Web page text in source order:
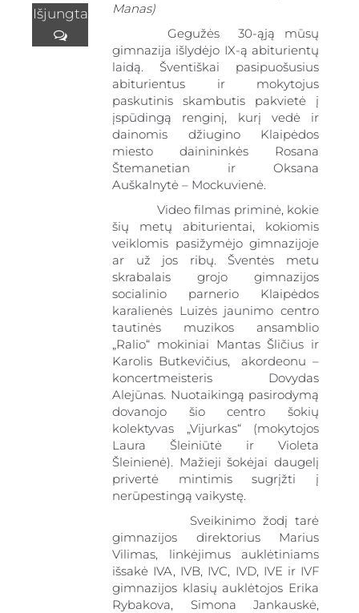
gimnazija
Išjungta
Manas)
Gegužės 30-ąją mūsų
gimnazija išlydėjo IX-ą abiturientų
laidą. Šventiškai pasipuošusius
abiturientus ir mokytojus
paskutinis skambutis pakvietė į
įspūdingą renginį, kurį vedė ir
dainomis džiugino Klaipėdos
miesto dainininkės Rosana
Štemanetian ir Oksana
Auškalnytė – Mockuvienė.
Video filmas priminė, kokie
šių metų abiturientai, kokiomis
veiklomis pasižymėjo gimnazijoje
ar už jos ribų. Šventės metu
skrabalais grojo gimnazijos
socialinio parnerio Klaipėdos
karalienės Luizės jaunimo centro
tautinės muzikos ansamblio
„Ralio“ mokiniai Mantas Šličius ir
Karolis Butkevičius, akordeonu –
koncertmeisteris Dovydas
Alejūnas. Nuotaikingą pasirodymą
dovanojo šio centro šokių
kolektyvas „Vijurkas“ (mokytojos
Laura Šleiniūtė ir Violeta
Šleinienė). Mažieji šokėjai daugelį
privertė mintimis sugrįžti į
nerūpestingą vaikystę.
Sveikinimo žodį tarė
gimnazijos direktorius Marius
Vilimas, linkėjimus auklėtiniams
išsakė IVA, IVB, IVC, IVD, IVE ir IVF
gimnazijos klasių auklėtojos Erika
Rybakova, Simona Jankauskė,